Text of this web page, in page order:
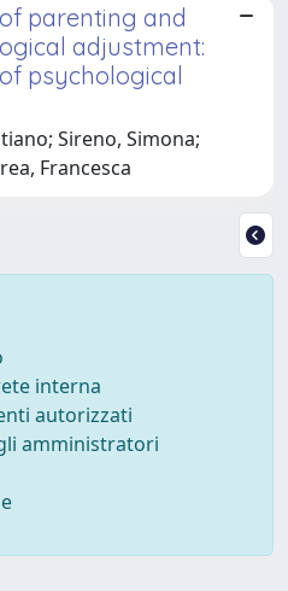
parenting and
adjustment:
psychological
Sireno, Simona;
Francesca
interna
autorizzati
amministratori